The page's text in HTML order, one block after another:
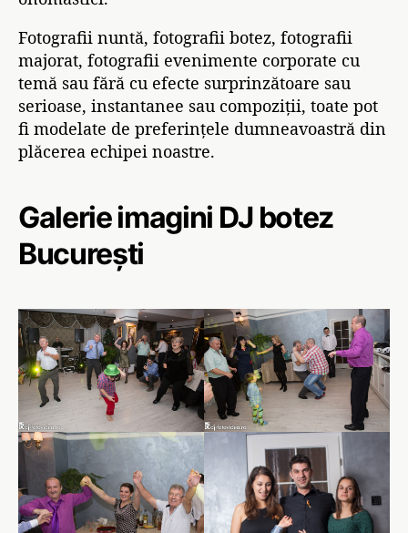
Fotografii nuntă, fotografii botez, fotografii
majorat, fotografii evenimente corporate cu
temă sau fără cu efecte surprinzătoare sau
serioase, instantanee sau compoziții, toate pot
fi modelate de preferințele dumneavoastră din
plăcerea echipei noastre.
Galerie imagini DJ botez
București